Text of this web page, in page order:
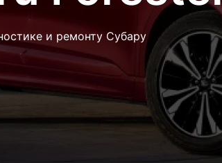
и ремонту Субару